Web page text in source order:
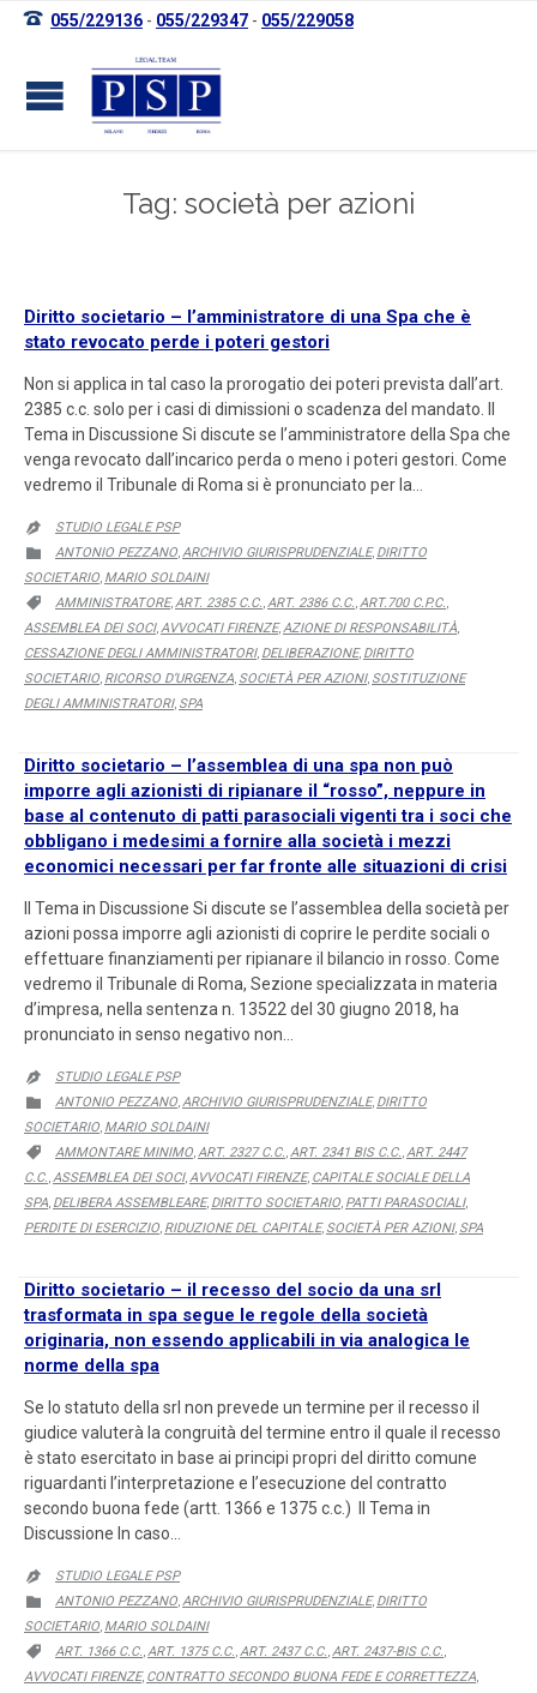
 055/229136 - 055/229347 - 055/229058
Tag: società per azioni
Diritto societario – l’amministratore di una Spa che è
stato revocato perde i poteri gestori
Non si applica in tal caso la prorogatio dei poteri prevista dall’art.
2385 c.c. solo per i casi di dimissioni o scadenza del mandato. Il
Tema in Discussione Si discute se l’amministratore della Spa che
venga revocato dall’incarico perda o meno i poteri gestori. Come
vedremo il Tribunale di Roma si è pronunciato per la…

STUDIO LEGALE PSP

CATEGORY
ANTONIO PEZZANO ARCHIVIO GIURISPRUDENZIALE, DIRITTO
SOCIETARIO MARIO SOLDAINI

CATEGORY
AMMINISTRATORE,ART. 2385 C.C. ART. 2386 C.C. ART.700 C.P.C.
ASSEMBLEA DEI SOCI, AVVOCATI FIRENZE,AZIONE DI RESPONSABILITÀ
CESSAZIONE DEGLI AMMINISTRATORI, DELIBERAZIONE, DIRITTO
SOCIETARIO RICORSO D’URGENZA SOCIETÀ PER AZIONI, SOSTITUZIONE
DEGLI AMMINISTRATORI, SPA
Diritto societario – l’assemblea di una spa non può
imporre agli azionisti di ripianare il “rosso”, neppure in
base al contenuto di patti parasociali vigenti tra i soci che
obbligano i medesimi a fornire alla società i mezzi
economici necessari per far fronte alle situazioni di crisi
Il Tema in Discussione Si discute se l’assemblea della società per
azioni possa imporre agli azionisti di coprire le perdite sociali o
effettuare finanziamenti per ripianare il bilancio in rosso. Come
vedremo il Tribunale di Roma, Sezione specializzata in materia
d’impresa, nella sentenza n. 13522 del 30 giugno 2018, ha
pronunciato in senso negativo non…

STUDIO LEGALE PSP

CATEGORY
ANTONIO PEZZANO ARCHIVIO GIURISPRUDENZIALE, DIRITTO
SOCIETARIO MARIO SOLDAINI

CATEGORY
AMMONTARE MINIMO ART. 2327 C.C. ART. 2341 BIS C.C. ART. 2447
C.C. ASSEMBLEA DEI SOCI, AVVOCATI FIRENZE, CAPITALE SOCIALE DELLA
SPA DELIBERA ASSEMBLEARE, DIRITTO SOCIETARIO PATTI PARASOCIALI,
PERDITE DI ESERCIZIO RIDUZIONE DEL CAPITALE, SOCIETÀ PER AZIONI, SPA
Diritto societario – il recesso del socio da una srl
trasformata in spa segue le regole della società
originaria, non essendo applicabili in via analogica le
norme della spa
Se lo statuto della srl non prevede un termine per il recesso il
giudice valuterà la congruità del termine entro il quale il recesso
è stato esercitato in base ai principi propri del diritto comune
riguardanti l’interpretazione e l’esecuzione del contratto
secondo buona fede (artt. 1366 e 1375 c.c.) Il Tema in
Discussione In caso…

STUDIO LEGALE PSP

CATEGORY
ANTONIO PEZZANO ARCHIVIO GIURISPRUDENZIALE, DIRITTO
SOCIETARIO MARIO SOLDAINI

CATEGORY
ART. 1366 C.C. ART. 1375 C.C. ART. 2437 C.C. ART. 2437-BIS C.C.
AVVOCATI FIRENZE, CONTRATTO SECONDO BUONA FEDE E CORRETTEZZA